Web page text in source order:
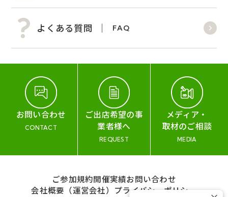
よくある質問 FAQ
お問い合わせ
CONTACT
ご出店希望の事
業者様へ
REQUEST
メディア・
取材のご相談
MEDIA
ご参加規約開催実績お問い合わせ
会社概要（運営会社） プライバシーポリシー